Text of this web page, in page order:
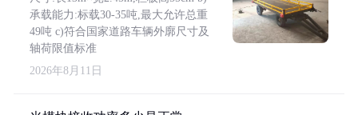
承载能力:标载30-35吨,最大允许总重
49吨 c)符合国家道路车辆外廓尺寸及
轴荷限值标准
2026年8月11日